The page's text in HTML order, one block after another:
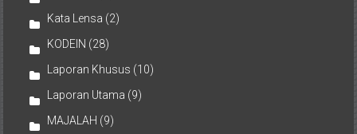
Kata Lensa (2)
KODEIN (28)
Laporan Khusus (10)
Laporan Utama (9)
MAJALAH (9)